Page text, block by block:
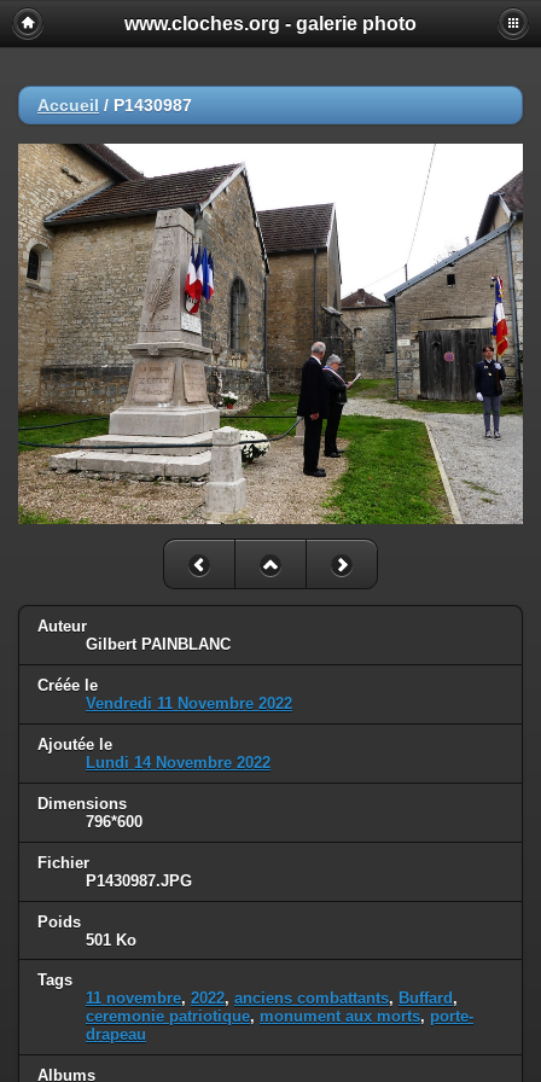
www.cloches.org - galerie photo
Accueil / P1430987
Auteur
Gilbert PAINBLANC
Créée le
Vendredi 11 Novembre 2022
Ajoutée le
Lundi 14 Novembre 2022
Dimensions
796*600
Fichier
P1430987.JPG
Poids
501 Ko
Tags
11 novembre, 2022, anciens combattants, Buffard ,
ceremonie patriotique, monument aux morts, porte-
drapeau
Albums